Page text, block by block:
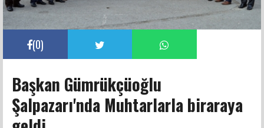
(0)
Başkan Gümrükçüoğlu
Şalpazarı'nda Muhtarlarla biraraya